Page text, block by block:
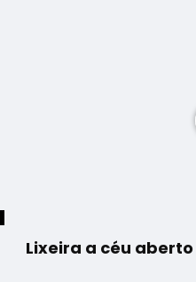
Lixeira a céu